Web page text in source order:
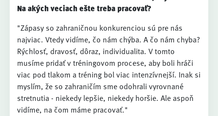
Na akých veciach ešte treba pracovať?
"Zápasy so zahraničnou konkurenciou sú pre nás
najviac. Vtedy vidíme, čo nám chýba. A čo nám chyba?
Rýchlosť, dravosť, dôraz, individualita. V tomto
musíme pridať v tréningovom procese, aby boli hráči
viac pod tlakom a tréning bol viac intenzívnejší. Inak si
myslím, že so zahraničím sme odohrali vyrovnané
stretnutia - niekedy lepšie, niekedy horšie. Ale aspoň
vidíme, na čom máme pracovať."